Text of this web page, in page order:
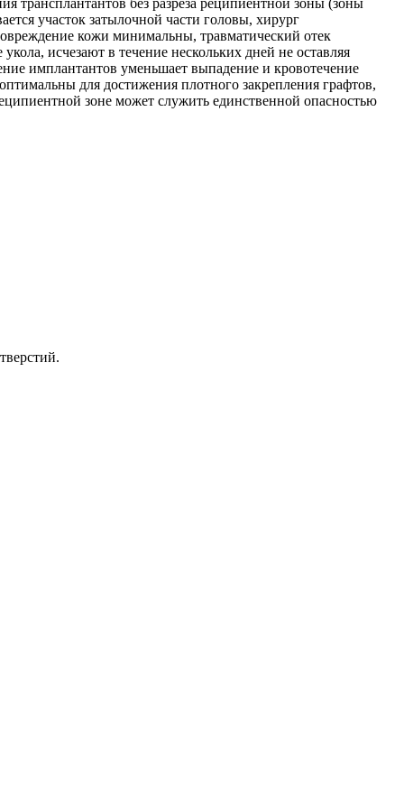
участок затылочной части головы, хирург
кожи минимальны, травматический отек
исчезают в течение нескольких дней не оставляя
имплантантов уменьшает выпадение и кровотечение
для достижения плотного закрепления графтов,
зоне может служить единственной опасностью